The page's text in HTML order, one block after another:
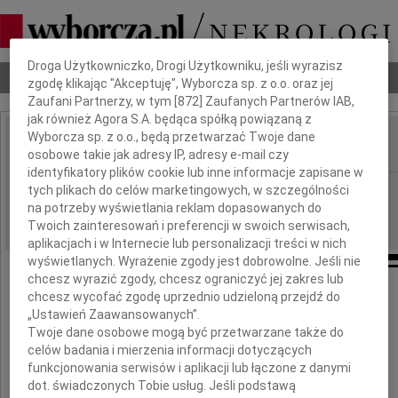
Nekrologi Odeszli Poradnik pogrzebowy
IMIĘ I NAZWISKO:
REGION: Lublin
DATA EMISJI: 26.01.2010
Panu
dr. Markowi Geodeckiemu
wyrazy serdecznego współczucia
z powodu śmierci
Dbamy o Twoją prywatność
Droga Użytkowniczko, Drogi Użytkowniku, jeśli wyrazisz
zgodę klikając "Akceptuję", Wyborcza sp. z o.o. oraz jej
Zaufani Partnerzy, w tym [872 ] Zaufanych Partnerów IAB,
jak również Agora S.A. będąca spółką powiązaną z
Wyborcza sp. z o.o., będą przetwarzać Twoje dane
osobowe takie jak adresy IP, adresy e-mail czy
identyfikatory plików cookie lub inne informacje zapisane w
tych plikach do celów marketingowych, w szczególności
na potrzeby wyświetlania reklam dopasowanych do
Twoich zainteresowań i preferencji w swoich serwisach,
aplikacjach i w Internecie lub personalizacji treści w nich
wyświetlanych. Wyrażenie zgody jest dobrowolne. Jeśli nie
chcesz wyrazić zgody, chcesz ograniczyć jej zakres lub
chcesz wycofać zgodę uprzednio udzieloną przejdź do
„Ustawień Zaawansowanych”.
Twoje dane osobowe mogą być przetwarzane także do
celów badania i mierzenia informacji dotyczących
funkcjonowania serwisów i aplikacji lub łączone z danymi
dot. świadczonych Tobie usług. Jeśli podstawą